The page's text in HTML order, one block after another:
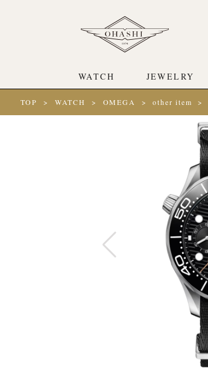
WATCH JEWELRY
TOP WATCH OMEGA other item